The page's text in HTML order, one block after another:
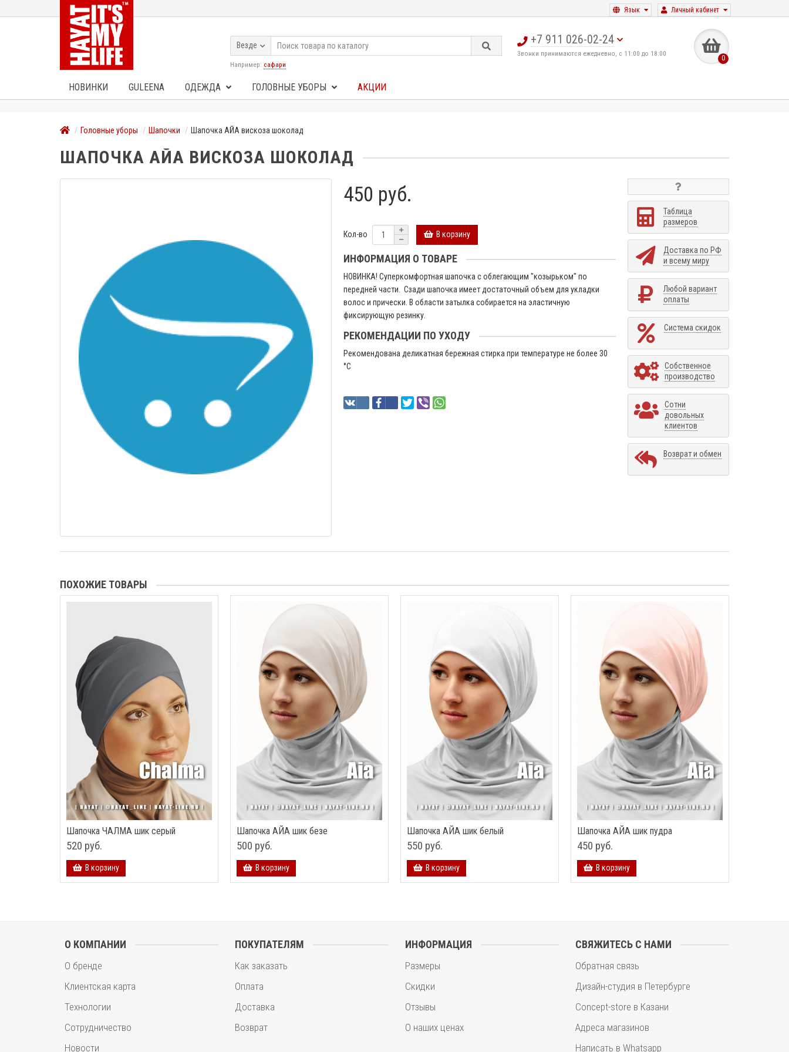
Личный кабинет
Язык
+7 911 026-02-24
Звонки принимаются ежедневно, с 11:00 до 18:00 0
Везде
Например: сафари
НОВИНКИ GULEENA ОДЕЖДА ГОЛОВНЫЕ УБОРЫ АКЦИИ
Головные уборы Шапочки Шапочка АЙА вискоза шоколад
ШАПОЧКА АЙА ВИСКОЗА ШОКОЛАД
450 руб.
Кол-во В корзину
ИНФОРМАЦИЯ О ТОВАРЕ
НОВИНКА! Суперкомфортная шапочка с облегающим "козырьком" по
передней части. Сзади шапочка имеет достаточный объем для укладки
волос и прически. В области затылка собирается на эластичную
фиксирующую резинку.
РЕКОМЕНДАЦИИ ПО УХОДУ
Рекомендована деликатная бережная стирка при температуре не более 30
°C
Таблица
размеров
Доставка по РФ
и всему миру
Любой вариант
оплаты
Система скидок
Собственное
производство
Сотни
довольных
клиентов
Возврат и обмен
ПОХОЖИЕ ТОВАРЫ
Шапочка ЧАЛМА шик серый
520 руб.
В корзину
Шапочка АЙА шик безе
500 руб.
В корзину
Шапочка АЙА шик белый
550 руб.
В корзину
Шапочка АЙА шик пудра
450 руб.
В корзину
О КОМПАНИИ
О бренде
Клиентская карта
Технологии
Сотрудничество
Новости
ПОКУПАТЕЛЯМ
Как заказать
Оплата
Доставка
Возврат
ИНФОРМАЦИЯ
Размеры
Скидки
Отзывы
О наших ценах
СВЯЖИТЕСЬ С НАМИ
Обратная связь
Дизайн-студия в Петербурге
Concept-store в Казани
Адреса магазинов
Написать в Whatsapp